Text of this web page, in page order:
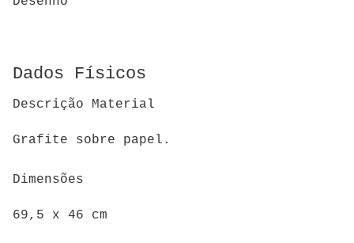
Dados Físicos
Descrição Material
Grafite sobre papel.
Dimensões
69,5 x 46 cm